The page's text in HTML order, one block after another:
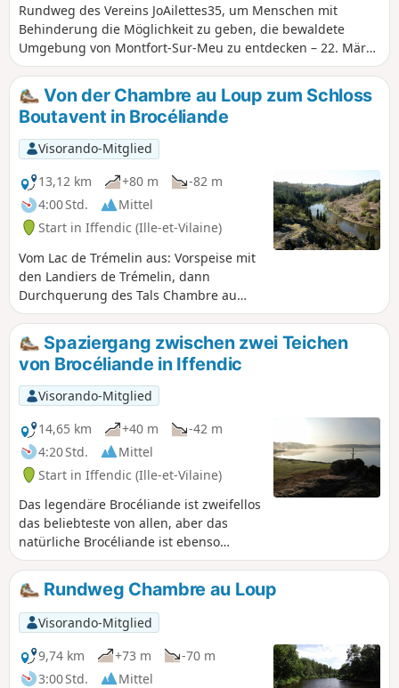
Rundweg des Vereins JoAilettes35, um Menschen mit
Behinderung die Möglichkeit zu geben, die bewaldete
Umgebung von Montfort-Sur-Meu zu entdecken – 22. März
2015 Anmerkung eines Nutzers vom 1. Januar 2025:Es ist
nicht möglich, die gesamte Rundwanderung zu
absolvieren, da der Wald Bois du Buisson in Privatbesitz ist
und nun überall Schilder mit einem Verbot des Eingangs
aufgestellt sind.
Von der Chambre au Loup zum Schloss
Boutavent in Brocéliande
Visorando-Mitglied
13,12 km
+80 m
-82 m
4:00 Std.
Mittel
Start in Iffendic (Ille-et-Vilaine)
Vom Lac de Trémelin aus: Vorspeise mit
den Landiers de Trémelin, dann
Durchquerung des Tals Chambre au
Loup mit seinen Wäldern und Heiden,
anschließend Besichtigung der Ruinen
der Burg von Boutavent, die im 13. und
14. Jahrhundert den Herren von Gaël-
Montfort gehörte, und Rückweg durch
den Wald von Putenoë, um schließlich
am See entlang zu wandern. Eine
Wanderung von Kopf bis Fuß: Natur,
Geschichte und Kulturerbe.
Spaziergang zwischen zwei Teichen
von Brocéliande in Iffendic
Visorando-Mitglied
14,65 km
+40 m
-42 m
4:20 Std.
Mittel
Start in Iffendic (Ille-et-Vilaine)
Das legendäre Brocéliande ist zweifellos
das beliebteste von allen, aber das
natürliche Brocéliande ist ebenso
allgegenwärtig. Letztere werden Sie auf
dieser Wanderung entdecken, mit dem
Lac de Trémelin, den Wäldern Bois de la
Roche Trébulente und Bois de Putenoë,
aber auch und vor allem dem
Vogelschutzgebiet Careil ... Vergessen
Sie Ihr Fernglas nicht!
Rundweg Chambre au Loup
Visorando-Mitglied
9,74 km
+73 m
-70 m
3:00 Std.
Mittel